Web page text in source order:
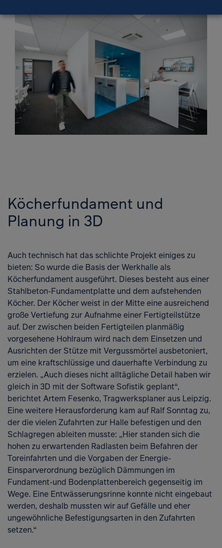
Köcherfundament und
Planung in 3D
Auch technisch hat das schlichte Projekt einiges zu
bieten: So wurde die Basis der Werkhalle als
Köcherfundament ausgeführt. Dieses besteht aus einer
Stahlbeton-Fundamentplatte und dem aufstehenden
Köcher. Der Köcher weist in der Mitte eine ausreichend
große Vertiefung zur Aufnahme einer Fertigteilstütze
auf. Der zwischen beiden Fertigteilen planmäßig
vorgesehene Hohlraum wird nach dem Einsetzen und
Ausrichten der Stütze mit Vergussmörtel ausbetoniert,
um eine kraftschlüssige und dauerhafte Verbindung zu
erzielen. „Auch dieses nicht alltägliche Detail haben wir
gleich in 3D mit der Software Sofistik geplant“,
berichtet Artem Fesenko, Tragwerksplaner aus Leipzig.
Eine weitere Herausforderung kam auf Ralf Sonntag zu,
der die vielen Zufahrten zur Halle befestigen und den
Schlagregen ableiten musste: „Hier standen sich die
hohen zu erwartenden Radlasten beim Befahren der
Toreinfahrten und die Vorgaben der Energie-
Einsparverordnung bezüglich Dämmungen im
Fundament-und Bodenplattenbereich gegenseitig im
Wege. Eine Entwässerungsrinne konnte nicht eingebaut
werden, deshalb mussten wir auf Gefälle und eher
ungewöhnliche Befestigungsarten in den Zufahrten
setzen.“